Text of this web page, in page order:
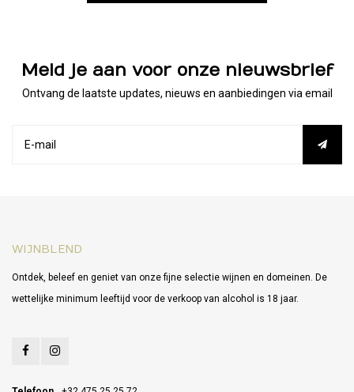
Meld je aan voor onze nieuwsbrief
Ontvang de laatste updates, nieuws en aanbiedingen via email
WIJNBLEND
Ontdek, beleef en geniet van onze fijne selectie wijnen en domeinen. De
wettelijke minimum leeftijd voor de verkoop van alcohol is 18 jaar.